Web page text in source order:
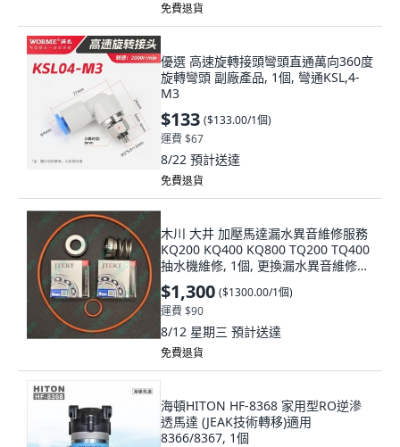
免費退貨
優選 高速旋轉接頭彎頭直通萬向360度
旋轉彎頭 副廠產品, 1個, 彎通KSL,4-
M3
$133 ($133.00/1個)
運費 $67
8/22 預計送達
免費退貨
木川 大井 加壓馬達漏水異音維修服務
KQ200 KQ400 KQ800 TQ200 TQ400
抽水機維修, 1個, 更換漏水異音維修包,
維修後全機簡易噴漆
$1,300 ($1300.00/1個)
運費 $90
8/12 星期三 預計送達
免費退貨
海頓HITON HF-8368 家用型RO逆滲
透馬達 (JEAK技術轉移)適用
8366/8367, 1個